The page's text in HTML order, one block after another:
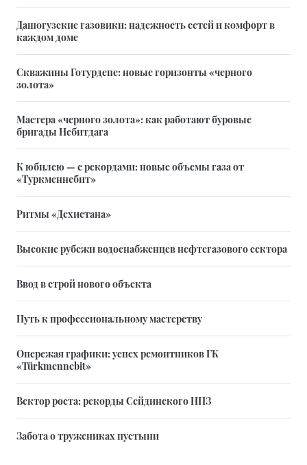
Дашогузские газовики: надежность сетей и комфорт в
каждом доме
Скважины Готурдепе: новые горизонты «черного
золота»
Мастера «черного золота»: как работают буровые
бригады Небитдага
К юбилею — с рекордами: новые объемы газа от
«Туркменнебит»
Ритмы «Дехистана»
Высокие рубежи водоснабженцев нефтегазового сектора
Ввод в строй нового объекта
Путь к профессиональному мастерству
Опережая графики: успех ремонтников ГК
«Türkmennebit»
Вектор роста: рекорды Сейдинского НПЗ
Забота о тружениках пустыни